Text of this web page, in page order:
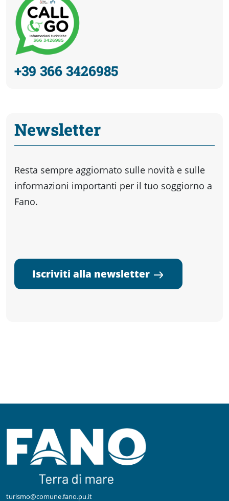
+39 366 3426985
Newsletter
Resta sempre aggiornato sulle novità e sulle
informazioni importanti per il tuo soggiorno a
Fano.
Iscriviti alla newsletter
turismo@comune.fano.pu.it